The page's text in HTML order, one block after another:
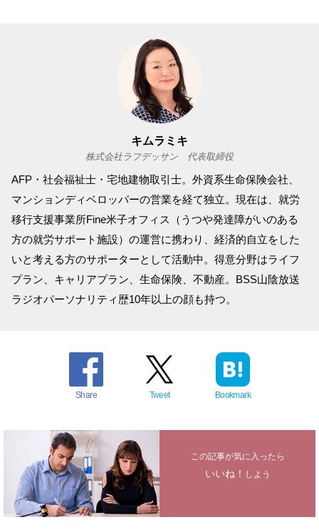
キムラミキ
株式会社ラフデッサン 代表取締役
AFP・社会福祉士・宅地建物取引士。外資系生命保険会社、
マンションディベロッパーの営業を経て独立。現在は、就労
移行支援事業所Fine米子オフィス（うつや発達障がいのある
方の就労サポート施設）の運営に携わり、経済的自立をした
いと考える方のサポーターとして活動中。得意分野はライフ
プラン、キャリアプラン、生命保険、不動産。BSS山陰放送
ラジオパーソナリティ歴10年以上の顔も持つ。
Share Tweet Bookmark
この記事が気に入ったら
いいね！ しよう